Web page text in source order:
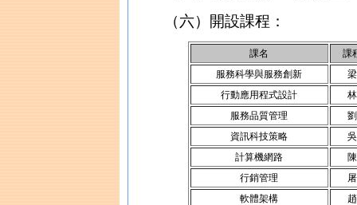
（六）開設課程：
課名
課
服務科學與服務創新
行動應用程式設計
服務品質管理
資訊科技策略
計算機網路
行銷管理
軟體架構